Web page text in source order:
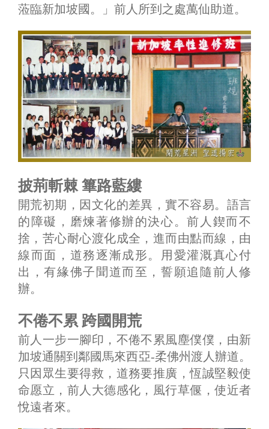
蒞臨新加坡國。」前人所到之處萬仙助道。
披荊斬棘 篳路藍縷
開荒初期，因文化的差異，實不容易。語言
的障礙，磨煉著修辦的決心。前人鍥而不
捨，苦心耐心渡化成全，進而由點而線，由
線而面，道務逐漸成形。用愛灌溉真心付
出，有緣佛子聞道而至，誓願追隨前人修
辦。
不倦不累 跨國開荒
前人一步一腳印，不倦不累風塵僕僕，由新
加坡通關到鄰國馬來西亞-柔佛州渡人辦道。
只因眾生要得救，道務要推廣，恆誠堅毅使
命愿立，前人大德感化，風行草偃，使近者
悅遠者來。